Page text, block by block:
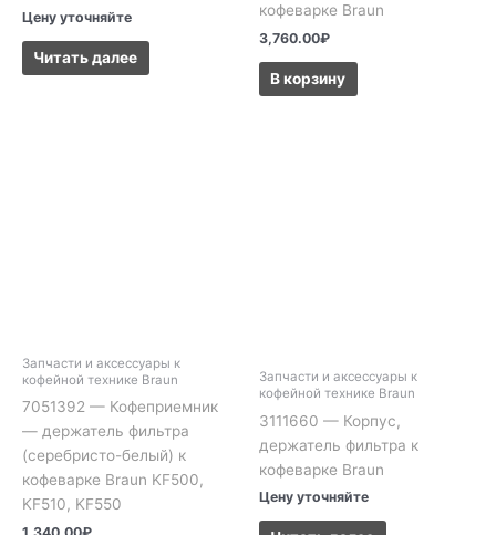
Цену уточняйте
Читать далее
кофеварке Braun
3,760.00₽
В корзину
Запчасти и аксессуары к
кофейной технике Braun
7051392 — Кофеприемник
— держатель фильтра
(серебристо-белый) к
кофеварке Braun KF500,
KF510, KF550
Запчасти и аксессуары к
кофейной технике Braun
3111660 — Корпус,
держатель фильтра к
кофеварке Braun
Цену уточняйте